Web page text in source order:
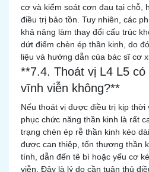
cơ và kiểm soát cơn đau tại chỗ,
điều trị bảo tồn. Tuy nhiên, các
khả năng làm thay đổi cấu trúc
dứt điểm chèn ép thần kinh, do
liệu và hướng dẫn của bác sĩ cơ
**7.4. Thoát vị L4 L5
vĩnh viễn không?**
Nếu thoát vị được điều trị kịp thời
phục chức năng thần kinh là rất
trạng chèn ép rễ thần kinh kéo
được can thiệp, tổn thương thần
tính, dẫn đến tê bì hoặc yếu cơ
viễn. Đây là lý do cần tuân thủ